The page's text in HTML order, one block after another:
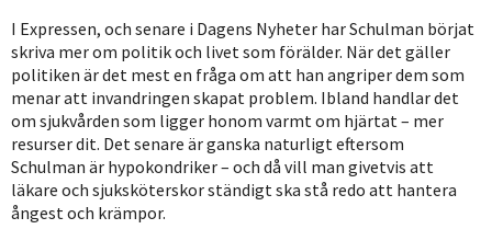
I Expressen, och senare i Dagens Nyheter har Schulman börjat
skriva mer om politik och livet som förälder. När det gäller
politiken är det mest en fråga om att han angriper dem som
menar att invandringen skapat problem. Ibland handlar det
om sjukvården som ligger honom varmt om hjärtat – mer
resurser dit. Det senare är ganska naturligt eftersom
Schulman är hypokondriker – och då vill man givetvis att
läkare och sjuksköterskor ständigt ska stå redo att hantera
ångest och krämpor.